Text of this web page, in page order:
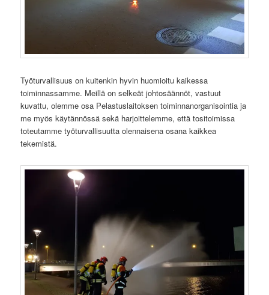
Työturvallisuus on kuitenkin hyvin huomioitu kaikessa
toiminnassamme. Meillä on selkeät johtosäännöt, vastuut
kuvattu, olemme osa Pelastuslaitoksen toiminnanorganisointia ja
me myös käytännössä sekä harjoittelemme, että tositoimissa
toteutamme työturvallisuutta olennaisena osana kaikkea
tekemistä.